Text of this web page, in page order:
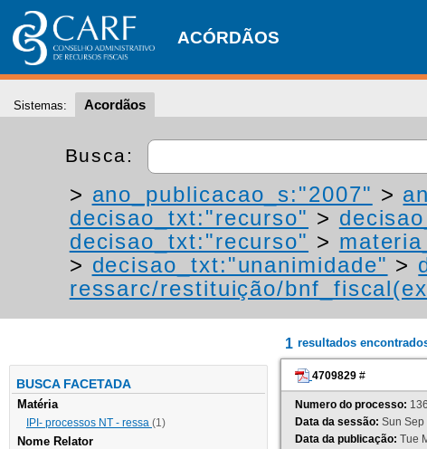
ACÓRDÃOS
Sistemas: Acordãos
Busca:
> ano_publicacao_s:"2007" >
decisao_txt:"recurso" >
decisao_txt:"recurso" >
> decisao_txt:"unanimidade" >
ressarc/restituição/
BUSCA FACETADA
Matéria
IPI- processos NT - ressa (1)
Nome Relator
1 resultados
4709829 #
Numero do processo:
Data da sessão: Sun Sep
Data da publicação: Tue